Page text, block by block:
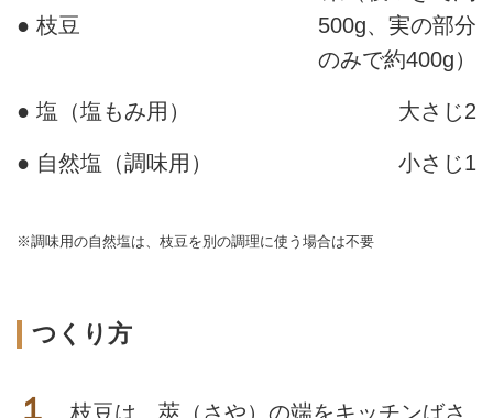
● 枝豆
500g、実の部分
のみで約400g）
● 塩（塩もみ用） 大さじ2
● 自然塩（調味用） 小さじ1
※調味用の自然塩は、枝豆を別の調理に使う場合は不要
つくり方
１ 枝豆は、莢（さや）の端をキッチンばさ